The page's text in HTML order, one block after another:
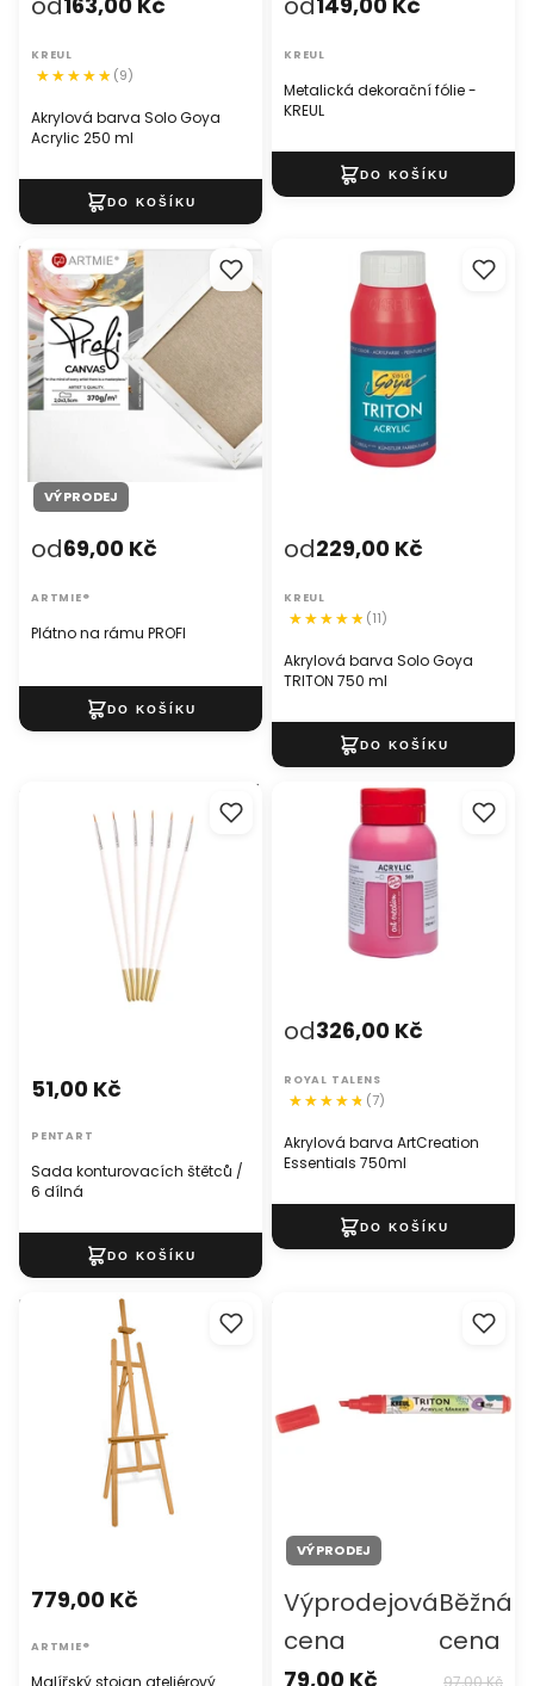
Akrylová barva Solo Goya
Acrylic 250 ml
KREUL
(9)
Metalická dekorační fólie -
KREUL
KREUL
Plátno na rámu PROFI
VÝPRODEJ
Plátno na rámu PROFI
od69,00 Kč
ARTMIE®
Akrylová barva Solo Goya
TRITON 750 ml
Akrylová barva Solo Goya
TRITON 750 ml
od229,00 Kč
KREUL
(11)
Sada konturovacích štětců /
6 dílná
51,00 Kč
PENTART
Akrylová barva ArtCreation
Essentials 750ml
Akrylová barva ArtCreation
Essentials 750ml
od326,00 Kč
ROYAL TALENS
(7)
Malířský stojan ateliérový
779,00 Kč
ARTMIE®
VÝPRODEJ
Výprodejová
cena
79,00 Kč
Běžná
cena